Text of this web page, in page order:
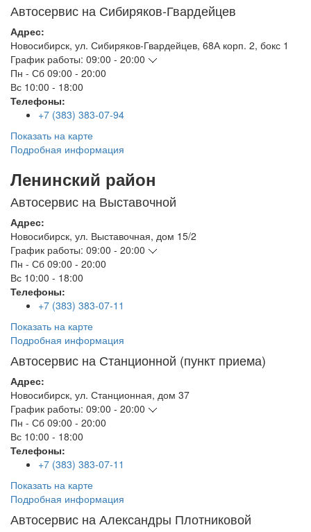
Автосервис на Сибиряков-Гвардейцев
Адрес:
Новосибирск, ул. Сибиряков-Гвардейцев, 68А корп. 2, бокс 1
График работы: 09:00 - 20:00
Пн - Сб 09:00 - 20:00
Вс 10:00 - 18:00
Телефоны:
+7 (383) 383-07-94
Показать на карте
Подробная информация
Ленинский район
Автосервис на Выставочной
Адрес:
Новосибирск, ул. Выставочная, дом 15/2
График работы: 09:00 - 20:00
Пн - Сб 09:00 - 20:00
Вс 10:00 - 18:00
Телефоны:
+7 (383) 383-07-11
Показать на карте
Подробная информация
Автосервис на Станционной (пункт приема)
Адрес:
Новосибирск, ул. Станционная, дом 37
График работы: 09:00 - 20:00
Пн - Сб 09:00 - 20:00
Вс 10:00 - 18:00
Телефоны:
+7 (383) 383-07-11
Показать на карте
Подробная информация
Автосервис на Александры Плотниковой